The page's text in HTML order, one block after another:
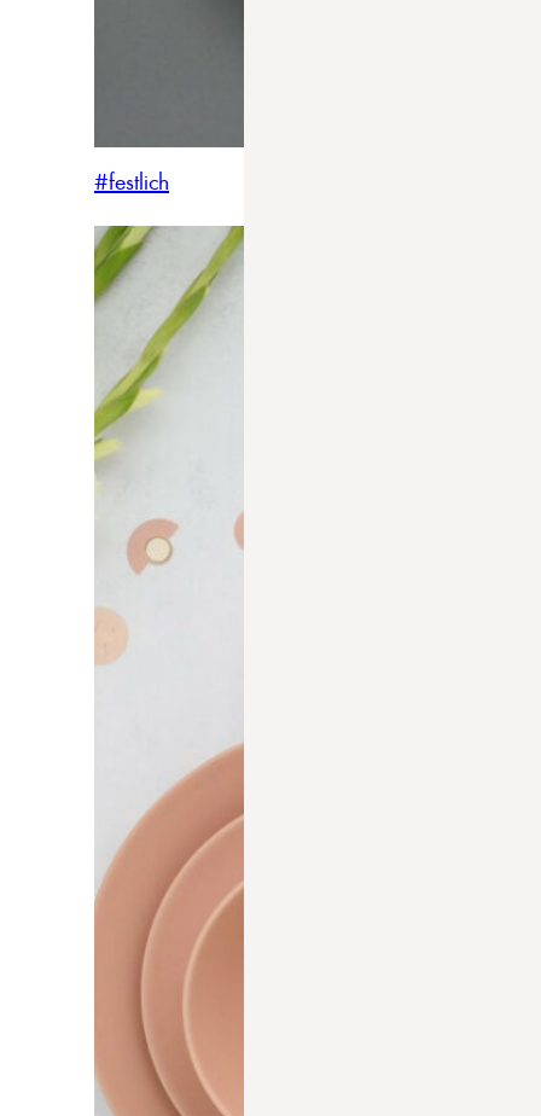
#festlich